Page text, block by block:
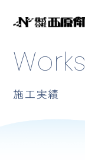
本文にスキップ
Works
施工実績